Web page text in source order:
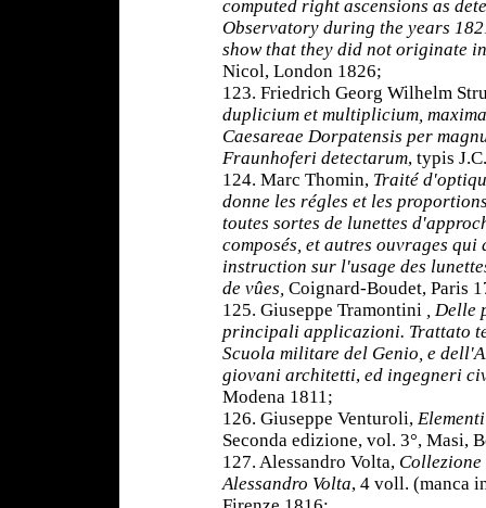
computed right ascensions as
Observatory during the years
show that they did not originate
Nicol, London 1826;
123. Friedrich Georg Wilhelm
duplicium et multiplicium,
Caesareae Dorpatensis per
Fraunhoferi detectarum, typis
124. Marc Thomin, Traité
donne les régles et les
toutes sortes de lunettes
composés, et autres ouvrages
instruction sur l'usage des
de vûes, Coignard-Boudet, Paris
125. Giuseppe Tramontini , Delle
principali applicazioni. Trattato
Scuola militare del Genio, e
giovani architetti, ed ingegneri
Modena 1811;
126. Giuseppe Venturoli,
Seconda edizione, vol. 3°, Masi,
127. Alessandro Volta,
Alessandro Volta, 4 voll. (manca